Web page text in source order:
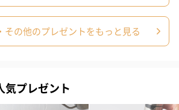
ブーケ（ホワイトグリ
ブーケ（ピン
リザーブドフラワー
その他のプレゼントをもっと見る
気プレゼント